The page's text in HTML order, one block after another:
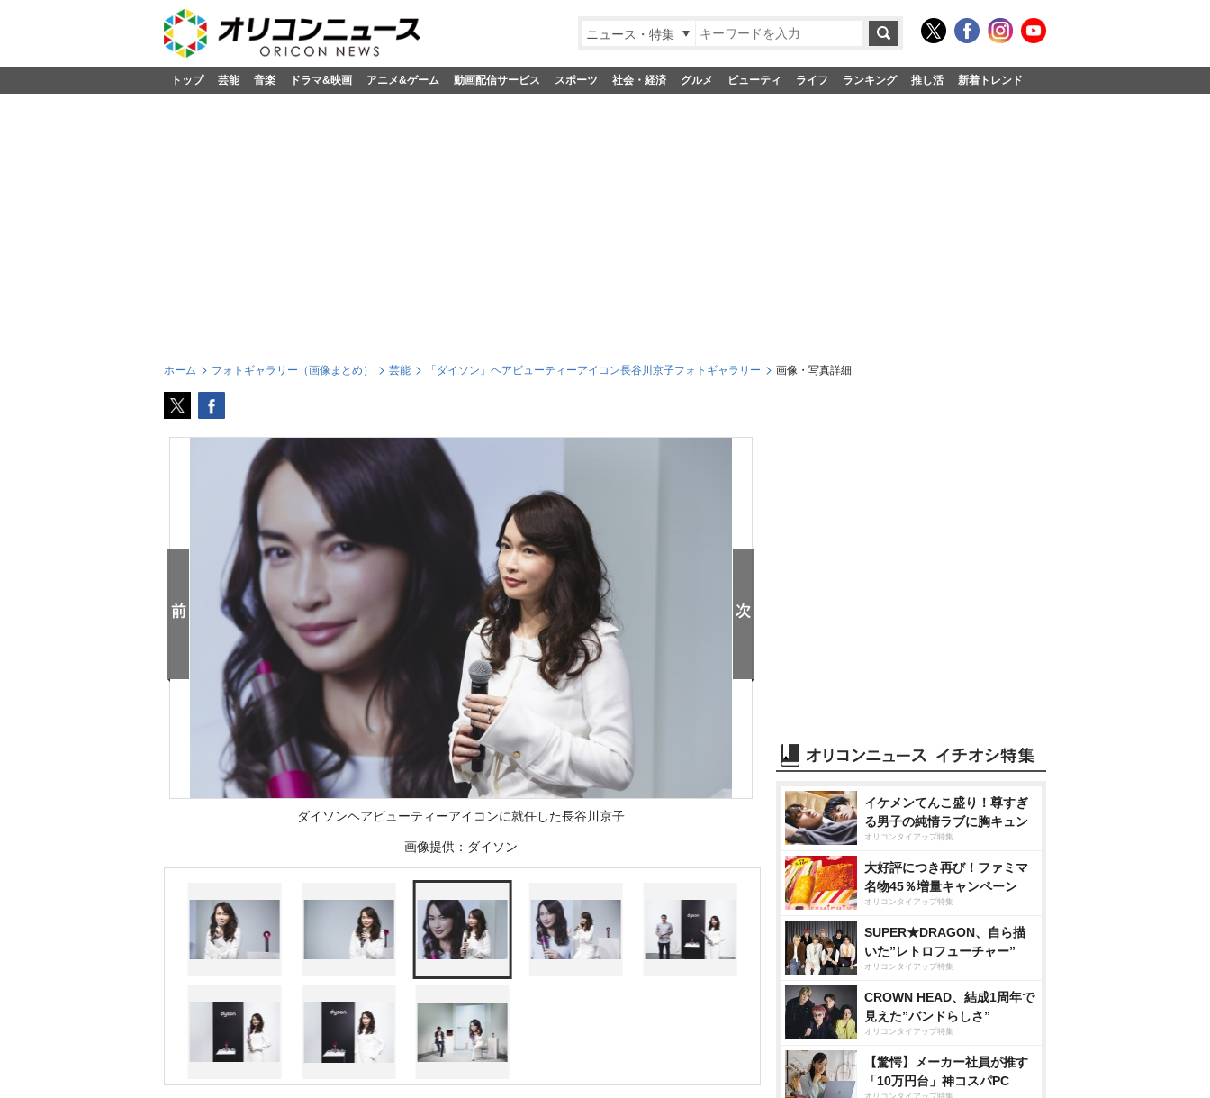
ニュース・特集
トップ 芸能 音楽 ドラマ&映画 アニメ&ゲーム 動画配信サービス スポーツ 社会・経済 グルメ ビューティ ライフ ランキング 推し活 新着トレンド
ホーム フォトギャラリー（画像まとめ） 芸能 「ダイソン」ヘアビューティーアイコン長谷川京子フォトギャラリー 画像・写真詳細
ダイソンヘアビューティーアイコンに就任した長谷川京子
画像提供：ダイソン
イケメンてんこ盛り！尊すぎ
る男子の純情ラブに胸キュン
オリコンタイアップ特集
大好評につき再び！ファミマ
名物45％増量キャンペーン
オリコンタイアップ特集
SUPER★DRAGON、自ら描
いた”レトロフューチャー”
オリコンタイアップ特集
CROWN HEAD、結成1周年で
見えた”バンドらしさ”
オリコンタイアップ特集
【驚愕】メーカー社員が推す
「10万円台」神コスパPC
オリコンタイアップ特集